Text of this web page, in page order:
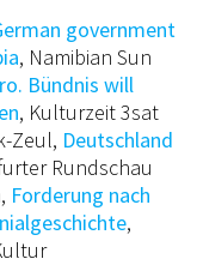
government
, Namibian Sun
Bündnis will
, Kulturzeit 3sat
Zeul, Deutschland
Rundschau
Forderung nach
,